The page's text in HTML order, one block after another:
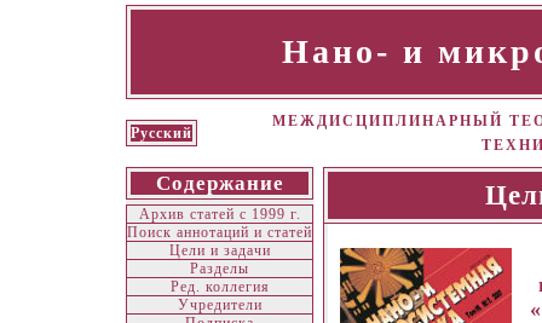
Нано- и
Русский
МЕЖДИСЦИПЛИНАРНЫЙ
Содержание
Архив статей с 1999 г.
Поиск аннотаций и статей
Цели и задачи
Разделы
Ред. коллегия
Учредители